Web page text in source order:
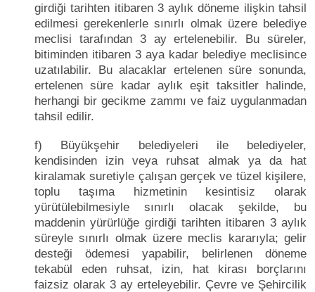
girdiği tarihten itibaren 3 aylık döneme ilişkin tahsil
edilmesi gerekenlerle sınırlı olmak üzere belediye
meclisi tarafından 3 ay ertelenebilir. Bu süreler,
bitiminden itibaren 3 aya kadar belediye meclisince
uzatılabilir. Bu alacaklar ertelenen süre sonunda,
ertelenen süre kadar aylık eşit taksitler halinde,
herhangi bir gecikme zammı ve faiz uygulanmadan
tahsil edilir.
f) Büyükşehir belediyeleri ile belediyeler,
kendisinden izin veya ruhsat almak ya da hat
kiralamak suretiyle çalışan gerçek ve tüzel kişilere,
toplu taşıma hizmetinin kesintisiz olarak
yürütülebilmesiyle sınırlı olacak şekilde, bu
maddenin yürürlüğe girdiği tarihten itibaren 3 aylık
süreyle sınırlı olmak üzere meclis kararıyla; gelir
desteği ödemesi yapabilir, belirlenen döneme
tekabül eden ruhsat, izin, hat kirası borçlarını
faizsiz olarak 3 ay erteleyebilir. Çevre ve Şehircilik